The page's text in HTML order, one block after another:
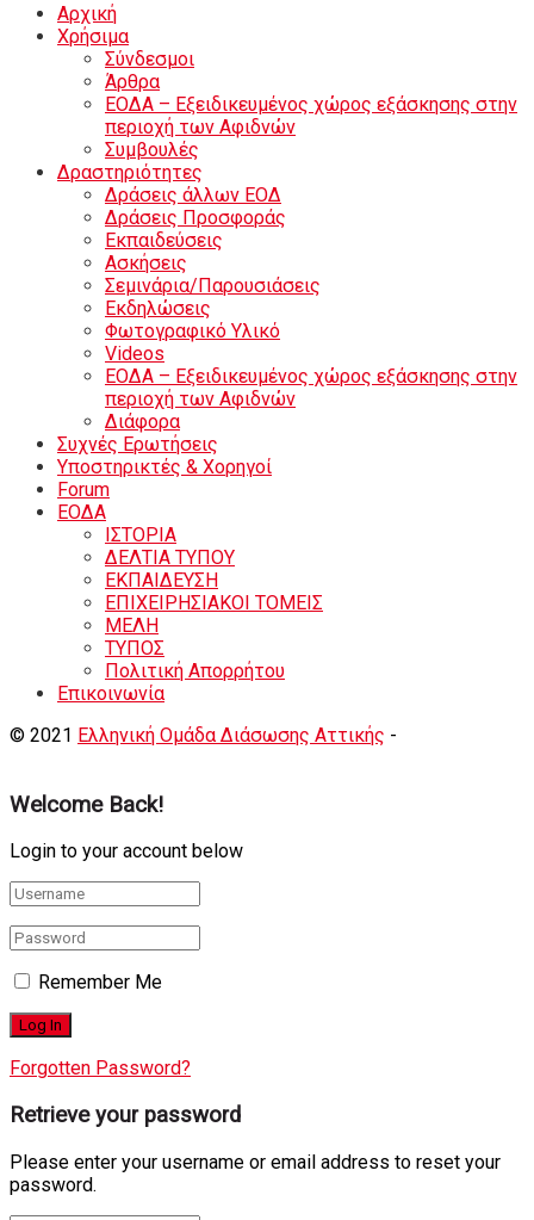
Αρχική
Χρήσιμα
Σύνδεσμοι
Άρθρα
ΕΟΔΑ – Εξειδικευμένος χώρος εξάσκησης στην
περιοχή των Αφιδνών
Συμβουλές
Δραστηριότητες
Δράσεις άλλων ΕΟΔ
Δράσεις Προσφοράς
Εκπαιδεύσεις
Ασκήσεις
Σεμινάρια/Παρουσιάσεις
Εκδηλώσεις
Φωτογραφικό Υλικό
Videos
ΕΟΔΑ – Εξειδικευμένος χώρος εξάσκησης στην
περιοχή των Αφιδνών
Διάφορα
Συχνές Ερωτήσεις
Υποστηρικτές & Χορηγοί
Forum
ΕΟΔA
ΙΣΤΟΡΙΑ
ΔΕΛΤΙΑ ΤΥΠΟΥ
ΕΚΠΑΙΔΕΥΣΗ
ΕΠΙΧΕΙΡΗΣΙΑΚΟΙ ΤΟΜΕΙΣ
ΜΕΛΗ
ΤΥΠΟΣ
Πολιτική Απορρήτου
Eπικοινωνία
© 2021 Ελληνική Ομάδα Διάσωσης Αττικής -
Welcome Back!
Login to your account below
Remember Me
Forgotten Password?
Retrieve your password
Please enter your username or email address to reset your
password.